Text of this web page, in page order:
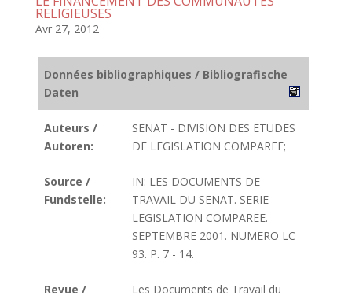
RELIGIEUSES
Avr 27, 2012
Données bibliographiques / Bibliografische
Daten
Auteurs /
Autoren:
SENAT - DIVISION DES ETUDES
DE LEGISLATION COMPAREE;
Source /
Fundstelle:
IN: LES DOCUMENTS DE
TRAVAIL DU SENAT. SERIE
LEGISLATION COMPAREE.
SEPTEMBRE 2001. NUMERO LC
93. P. 7 - 14.
Revue /
Les Documents de Travail du